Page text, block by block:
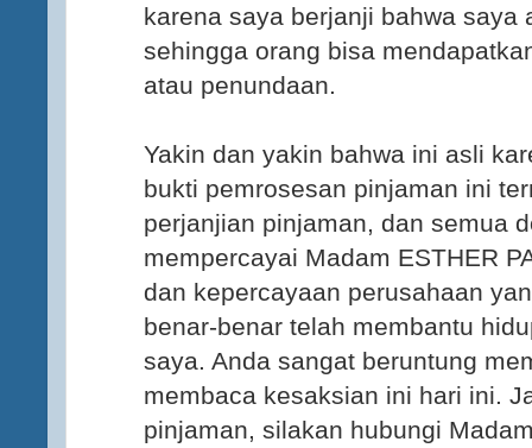
karena saya berjanji bahwa saya
sehingga orang bisa
atau penundaan.
Yakin dan yakin bahwa ini asli
bukti pemrosesan pinjaman ini
perjanjian pinjaman, dan semua
mempercayai Madam ESTHER
dan kepercayaan perusahaan
benar-benar telah membantu
saya. Anda sangat beruntung
membaca kesaksian ini hari ini.
pinjaman, silakan hubungi